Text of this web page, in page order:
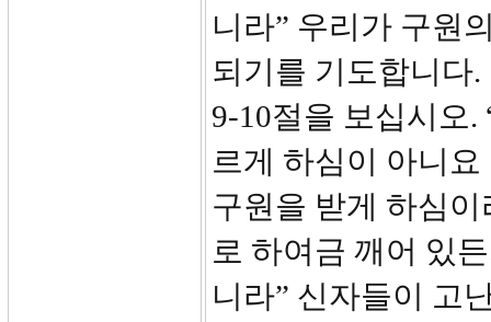
니라” 우리가 구원
되기를 기도합니다.
9-10절을 보십시오
르게 하심이 아니
구원을 받게 하심
로 하여금 깨어 있
니라” 신자들이 고